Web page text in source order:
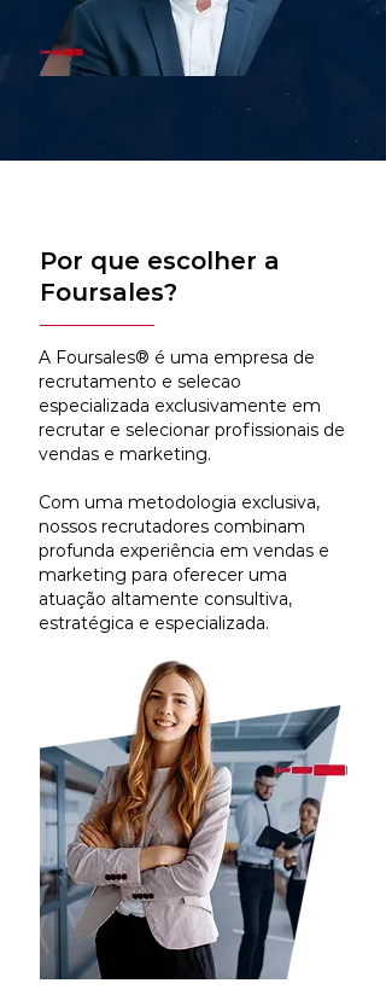
Por que escolher a
Foursales?
A Foursales® é uma empresa de
recrutamento e selecao
especializada exclusivamente em
recrutar e selecionar profissionais de
vendas e marketing.
Com uma metodologia exclusiva,
nossos recrutadores combinam
profunda experiência em vendas e
marketing para oferecer uma
atuação altamente consultiva,
estratégica e especializada.